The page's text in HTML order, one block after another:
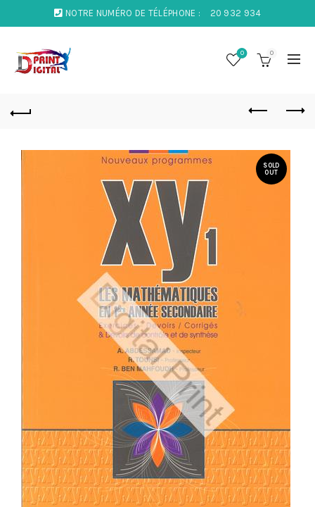
NOTRE NUMÉRO DE TÉLÉPHONE : 20 932 934
0 0
SOLD
OUT